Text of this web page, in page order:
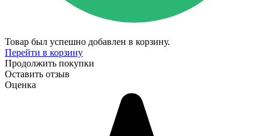
Товар был успешно добавлен в корзину.
Перейти в корзину
Продолжить покупки
Оставить отзыв
Оценка